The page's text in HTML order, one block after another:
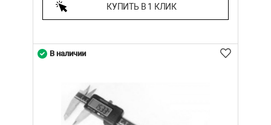
КУПИТЬ В 1 КЛИК
В наличии